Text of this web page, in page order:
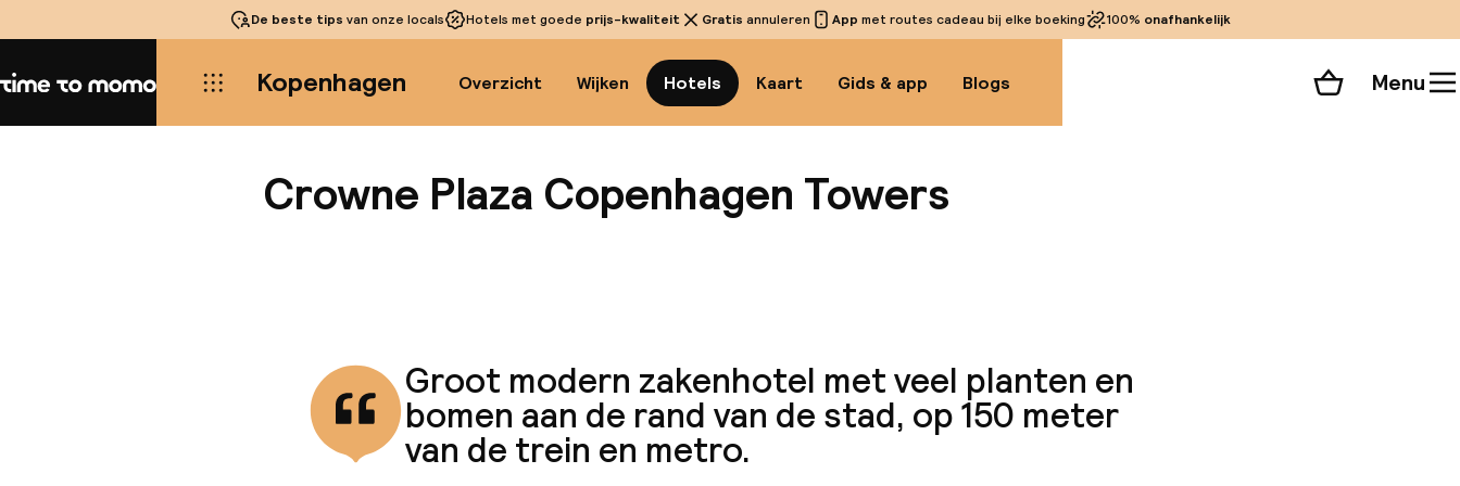
De beste tips van onze locals Hotels met goede prijs-kwaliteit Gratis annuleren App met routes cadeau bij elke boeking 100% onafhankelijk
Home Kopenhagen Overzicht Wijken Hotels Kaart Gids & app Blogs Winkelmand
Menu
Crowne Plaza Copenhagen Towers
Groot modern zakenhotel met veel planten en
bomen aan de rand van de stad, op 150 meter
van de trein en metro.